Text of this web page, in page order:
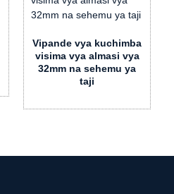
Vipande vya kuchimba
visima vya almasi vya
32mm na sehemu ya
taji